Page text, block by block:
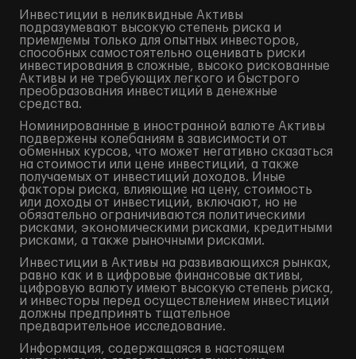
Инвестиции в неликвидные Активы
подразумевают высокую степень риска и
приемлемы только для опытных инвесторов,
способных самостоятельно оценивать риски
инвестирования в сложные, высоко рискованные
Активы и не требующих легкого и быстрого
преобразования инвестиций в денежные
средства.
Номинированные в иностранной валюте Активы
подвержены колебаниям в зависимости от
обменных курсов, что может негативно сказаться
на стоимости или цене инвестиций, а также
получаемых от инвестиций доходов. Иные
факторы риска, влияющие на цену, стоимость
или доходы от инвестиций, включают, но не
обязательно ограничиваются политическими
рисками, экономическими рисками, кредитными
рисками, а также рыночными рисками.
Инвестиции в Активы на развивающихся рынках,
равно как и в цифровые финансовые активы,
цифровую валюту имеют высокую степень риска,
и инвесторы перед осуществлением инвестиций
должны предпринять тщательное
предварительное исследование.
Информация, содержащаяся в настоящем